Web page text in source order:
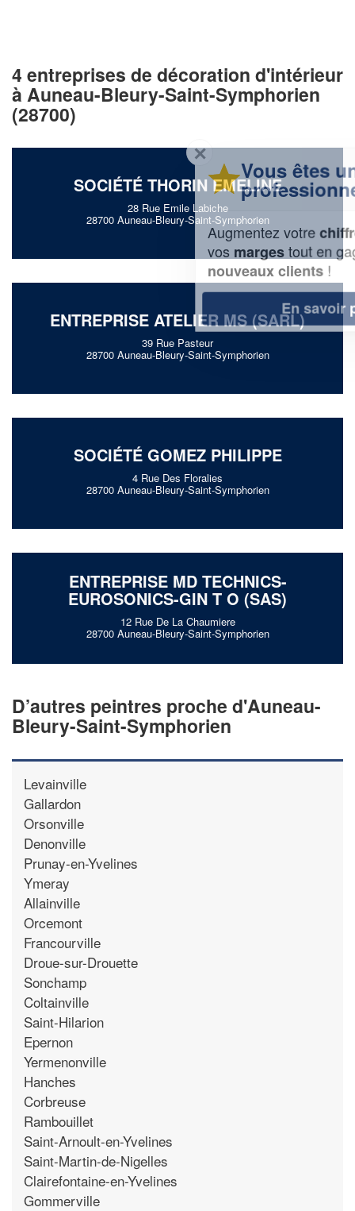
4 entreprises de décoration d'intérieur
à Auneau-Bleury-Saint-Symphorien
(28700)
SOCIÉTÉ THORIN EMELINE
28 Rue Emile Labiche
28700 Auneau-Bleury-Saint-Symphorien
ENTREPRISE ATELIER MS (SARL)
39 Rue Pasteur
28700 Auneau-Bleury-Saint-Symphorien
SOCIÉTÉ GOMEZ PHILIPPE
4 Rue Des Floralies
28700 Auneau-Bleury-Saint-Symphorien
ENTREPRISE MD TECHNICS-
EUROSONICS-GIN T O (SAS)
12 Rue De La Chaumiere
28700 Auneau-Bleury-Saint-Symphorien
D’autres peintres proche d'Auneau-
Bleury-Saint-Symphorien
Levainville
Gallardon
Orsonville
Denonville
Prunay-en-Yvelines
Ymeray
Allainville
Orcemont
Francourville
Droue-sur-Drouette
Sonchamp
Coltainville
Saint-Hilarion
Epernon
Yermenonville
Hanches
Corbreuse
Rambouillet
Saint-Arnoult-en-Yvelines
Saint-Martin-de-Nigelles
Clairefontaine-en-Yvelines
Gommerville
✕
Vous êtes un
professionnel ?
Augmentez votrechiffre d'affaireset
tout en gagnant de
nouveaux clients!